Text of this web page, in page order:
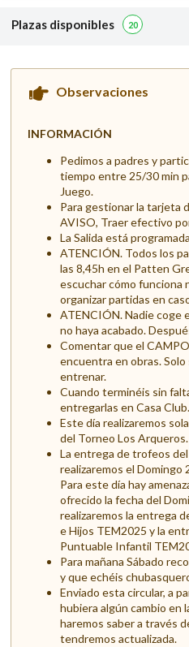
Plazas disponibles 20
Observaciones
INFORMACIÓN
Pedimos a padres y
tiempo entre 25/30 min
Juego.
Para gestionar la tarjeta
AVISO, Traer efectivo
La Salida está
ATENCIÓN. Todos los
las 8,45h en el Patten
escuchar cómo funciona
organizar partidas en
ATENCIÓN. Nadie coge
no haya acabado.
Comentar que el
encuentra en obras.
entrenar.
Cuando terminéis sin
entregarlas en Casa Club.
Este día realizaremos
del Torneo Los Arqueros.
La entrega de trofeos
realizaremos el Domingo
Para este día hay
ofrecido la fecha del
realizaremos la entrega
e Hijos TEM2025 y la
Puntuable Infantil
Para mañana Sábado
y que echéis
Enviado esta circular, a
hubiera algún cambio en
haremos saber a través
tendremos actualizada.